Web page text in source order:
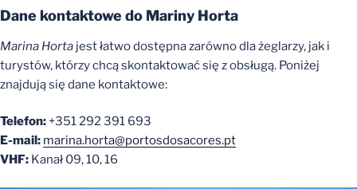
Dane kontaktowe do Mariny Horta
Marina Horta jest łatwo dostępna zarówno dla żeglarzy, jak i
turystów, którzy chcą skontaktować się z obsługą. Poniżej
znajdują się dane kontaktowe:
Telefon: +351 292 391 693
E-mail: marina.horta@portosdosacores.pt
VHF: Kanał 09, 10, 16